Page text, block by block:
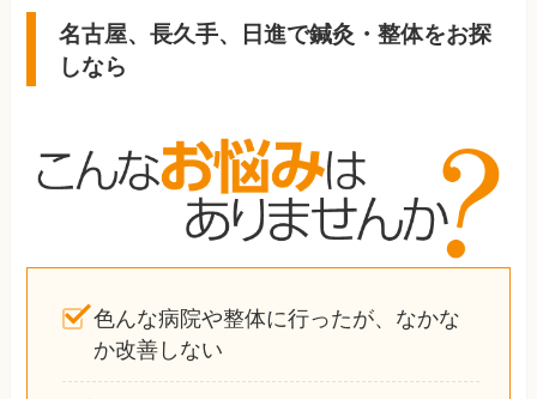
名古屋、長久手、日進で鍼灸・整体をお探
しなら
色んな病院や整体に行ったが、なかな
か改善しない